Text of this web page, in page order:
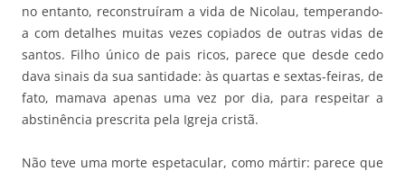
no entanto, reconstruíram a vida de Nicolau, temperando-
a com detalhes muitas vezes copiados de outras vidas de
santos. Filho único de pais ricos, parece que desde cedo
dava sinais da sua santidade: às quartas e sextas-feiras, de
fato, mamava apenas uma vez por dia, para respeitar a
abstinência prescrita pela Igreja cristã.
Não teve uma morte espetacular, como mártir: parece que